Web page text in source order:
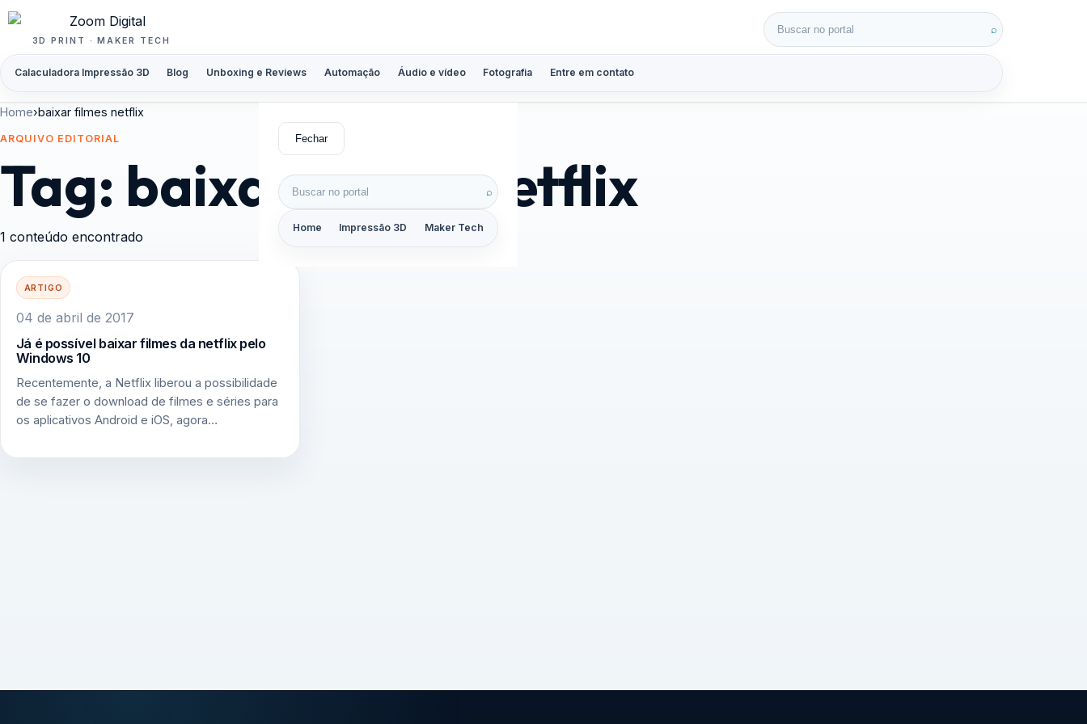
Pular para o conteúdo
3D PRINT · MAKER TECH
Calaculadora Impressão 3D Blog Unboxing e Reviews Automação Áudio e vídeo Fotografia Entre em contato
Buscar por: ⌕
Fechar
Buscar por: ⌕
Home Impressão 3D Maker Tech
Home›baixar filmes netflix
ARQUIVO EDITORIAL
Tag: baixar filmes netflix
1 conteúdo encontrado
ARTIGO
04 de abril de 2017
Já é possível baixar filmes da netflix pelo
Windows 10
Recentemente, a Netflix liberou a possibilidade
de se fazer o download de filmes e séries para
os aplicativos Android e iOS, agora…